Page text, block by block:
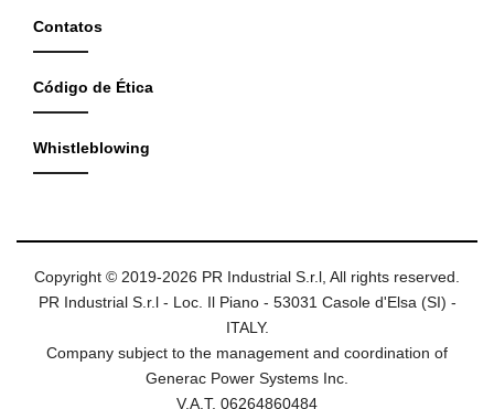
Contatos
Código de Ética
Whistleblowing
Copyright © 2019-2026 PR Industrial S.r.l, All rights reserved.
PR Industrial S.r.l - Loc. Il Piano - 53031 Casole d'Elsa (SI) -
ITALY.
Company subject to the management and coordination of
Generac Power Systems Inc.
V.A.T. 06264860484